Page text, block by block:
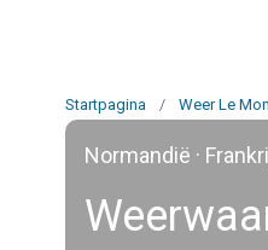
Startpagina / Weer Le
Normandië ·